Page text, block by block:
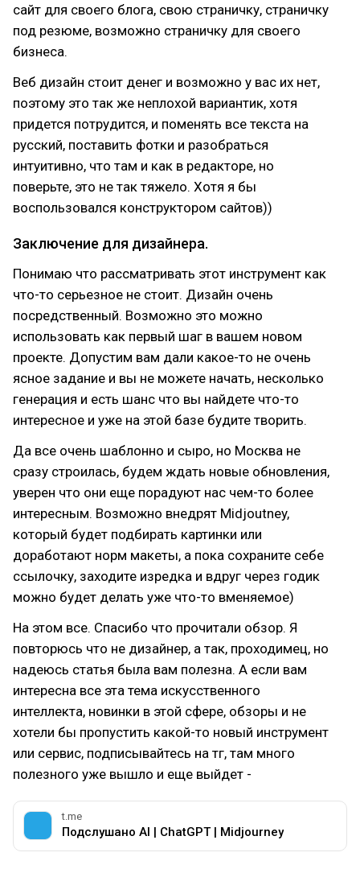
сайт для своего блога, свою страничку, страничку
под резюме, возможно страничку для своего
бизнеса.
Веб дизайн стоит денег и возможно у вас их нет,
поэтому это так же неплохой вариантик, хотя
придется потрудится, и поменять все текста на
русский, поставить фотки и разобраться
интуитивно, что там и как в редакторе, но
поверьте, это не так тяжело. Хотя я бы
воспользовался конструктором сайтов))
Заключение для дизайнера.
Понимаю что рассматривать этот инструмент как
что-то серьезное не стоит. Дизайн очень
посредственный. Возможно это можно
использовать как первый шаг в вашем новом
проекте. Допустим вам дали какое-то не очень
ясное задание и вы не можете начать, несколько
генерация и есть шанс что вы найдете что-то
интересное и уже на этой базе будите творить.
Да все очень шаблонно и сыро, но Москва не
сразу строилась, будем ждать новые обновления,
уверен что они еще порадуют нас чем-то более
интересным. Возможно внедрят Midjoutney,
который будет подбирать картинки или
доработают норм макеты, а пока сохраните себе
ссылочку, заходите изредка и вдруг через годик
можно будет делать уже что-то вменяемое)
На этом все. Спасибо что прочитали обзор. Я
повторюсь что не дизайнер, а так, проходимец, но
надеюсь статья была вам полезна. А если вам
интересна все эта тема искусственного
интеллекта, новинки в этой сфере, обзоры и не
хотели бы пропустить какой-то новый инструмент
или сервис, подписывайтесь на тг, там много
полезного уже вышло и еще выйдет -
t.me
Подслушано AI | ChatGPT | Midjourney